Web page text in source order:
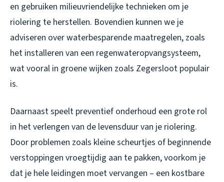
en gebruiken milieuvriendelijke technieken om je
riolering te herstellen. Bovendien kunnen we je
adviseren over waterbesparende maatregelen, zoals
het installeren van een regenwateropvangsysteem,
wat vooral in groene wijken zoals Zegersloot populair
is.
Daarnaast speelt preventief onderhoud een grote rol
in het verlengen van de levensduur van je riolering.
Door problemen zoals kleine scheurtjes of beginnende
verstoppingen vroegtijdig aan te pakken, voorkom je
dat je hele leidingen moet vervangen – een kostbare